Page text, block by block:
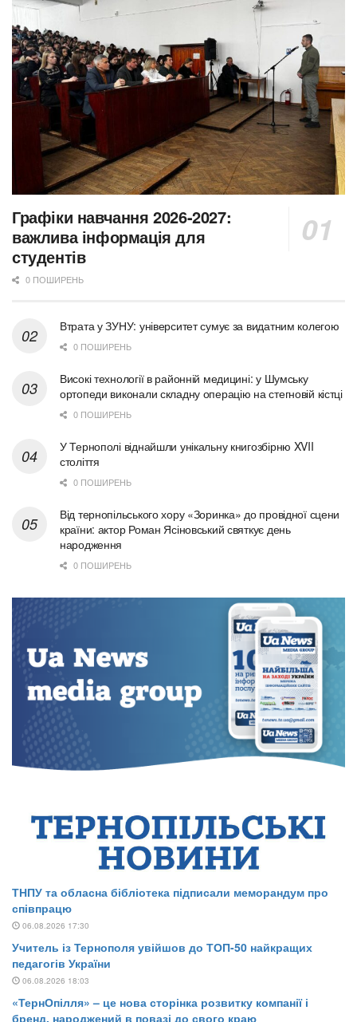
Графіки навчання 2026-2027:
важлива інформація для
студентів
0 ПОШИРЕНЬ
Втрата у ЗУНУ: університет сумує за видатним колегою
0 ПОШИРЕНЬ
Високі технології в районній медицині: у Шумську
ортопеди виконали складну операцію на стегновій кістці
0 ПОШИРЕНЬ
У Тернополі віднайшли унікальну книгозбірню XVII
століття
0 ПОШИРЕНЬ
Від тернопільського хору «Зоринка» до провідної сцени
країни: актор Роман Ясіновський святкує день
народження
0 ПОШИРЕНЬ